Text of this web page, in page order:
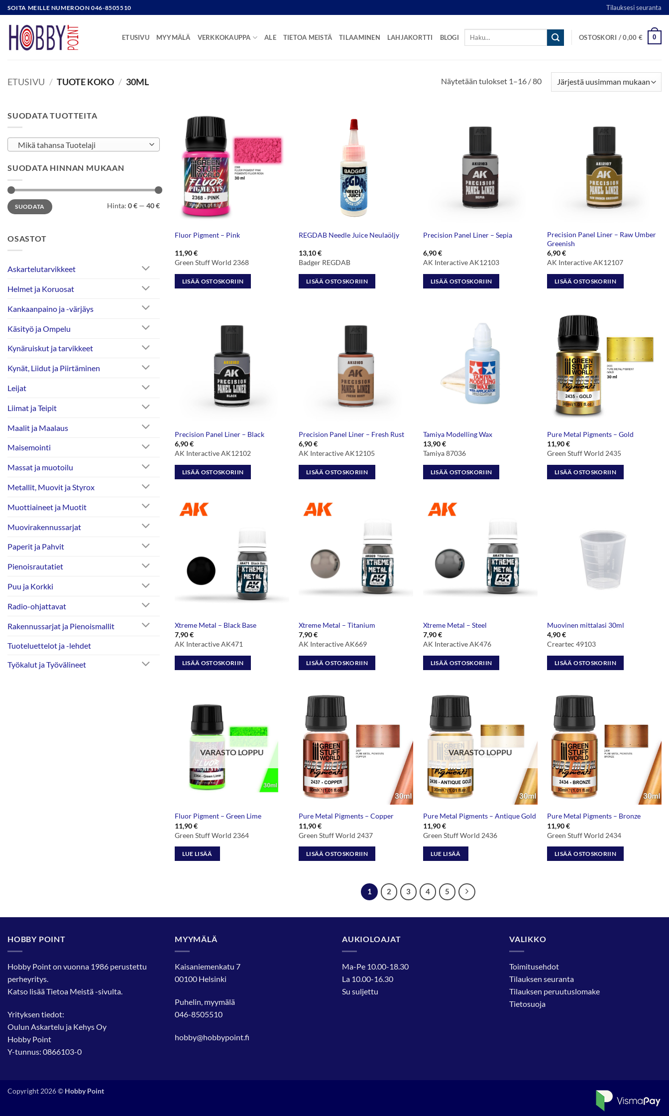
Skip
to
content
SOITA MEILLE NUMEROON 046-8505510 Tilauksesi seuranta
ETUSIVU MYYMÄLÄ VERKKOKAUPPA ALE TIETOA MEISTÄ TILAAMINEN LAHJAKORTTI BLOGI
Etsi:
OSTOSKORI /0,00 € 0
ETUSIVU / TUOTE KOKO / 30ML Näytetään tulokset 1–16 / 80Sorted
SUODATA TUOTTEITA
Mikä tahansa Tuotelaji
SUODATA HINNAN MUKAAN
Minimihinta
Maksimihinta
SUODATA Hinta: 0 € — 40 €
OSASTOT
Askartelutarvikkeet
Helmet ja Koruosat
Kankaanpaino ja -värjäys
Käsityö ja Ompelu
Kynäruiskut ja tarvikkeet
Kynät, Liidut ja Piirtäminen
Leijat
Liimat ja Teipit
Maalit ja Maalaus
Maisemointi
Massat ja muotoilu
Metallit, Muovit ja Styrox
Muottiaineet ja Muotit
Muovirakennussarjat
Paperit ja Pahvit
Pienoisrautatiet
Puu ja Korkki
Radio-ohjattavat
Rakennussarjat ja Pienoismallit
Tuoteluettelot ja -lehdet
Työkalut ja Työvälineet
Fluor Pigment – Pink
11,90€
Green Stuff World 2368
LISÄÄ OSTOSKORIIN
REGDAB Needle Juice Neulaöljy
13,10€
Badger REGDAB
LISÄÄ OSTOSKORIIN
Precision Panel Liner – Sepia
6,90€
AK Interactive AK12103
LISÄÄ OSTOSKORIIN
Precision Panel Liner – Raw Umber
Greenish
6,90€
AK Interactive AK12107
LISÄÄ OSTOSKORIIN
Precision Panel Liner – Black
6,90€
AK Interactive AK12102
LISÄÄ OSTOSKORIIN
Precision Panel Liner – Fresh Rust
6,90€
AK Interactive AK12105
LISÄÄ OSTOSKORIIN
Tamiya Modelling Wax
13,90€
Tamiya 87036
LISÄÄ OSTOSKORIIN
Pure Metal Pigments – Gold
11,90€
Green Stuff World 2435
LISÄÄ OSTOSKORIIN
Xtreme Metal – Black Base
7,90€
AK Interactive AK471
LISÄÄ OSTOSKORIIN
Xtreme Metal – Titanium
7,90€
AK Interactive AK669
LISÄÄ OSTOSKORIIN
Xtreme Metal – Steel
7,90€
AK Interactive AK476
LISÄÄ OSTOSKORIIN
Muovinen mittalasi 30ml
4,90€
Creartec 49103
LISÄÄ OSTOSKORIIN
VARASTO LOPPU
Fluor Pigment – Green Lime
11,90€
Green Stuff World 2364
LUE LISÄÄ
Pure Metal Pigments – Copper
11,90€
Green Stuff World 2437
LISÄÄ OSTOSKORIIN
VARASTO LOPPU
Pure Metal Pigments – Antique Gold
11,90€
Green Stuff World 2436
LUE LISÄÄ
Pure Metal Pigments – Bronze
11,90€
Green Stuff World 2434
LISÄÄ OSTOSKORIIN
1 2 3 4 5
HOBBY POINT
Hobby Point on vuonna 1986 perustettu
perheyritys.
Katso lisääTietoa Meistä-sivulta.
Yrityksen tiedot:
Oulun Askartelu ja Kehys Oy
Hobby Point
Y-tunnus: 0866103-0
MYYMÄLÄ
Kaisaniemenkatu 7
00100 Helsinki
Puhelin, myymälä
046-8505510
hobby@hobbypoint.fi
AUKIOLOAJAT
Ma-Pe 10.00-18.30
La 10.00-16.30
Su suljettu
VALIKKO
Toimitusehdot
Tilauksen seuranta
Tilauksen peruutuslomake
Tietosuoja
Copyright 2026 © Hobby Point